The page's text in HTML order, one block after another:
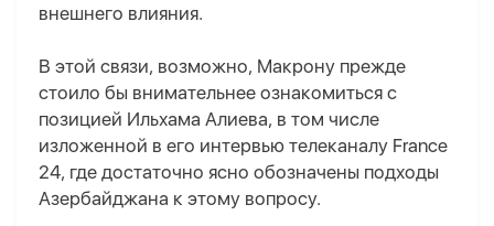
внешнего влияния.
В этой связи, возможно, Макрону прежде
стоило бы внимательнее ознакомиться с
позицией Ильхама Алиева, в том числе
изложенной в его интервью телеканалу France
24, где достаточно ясно обозначены подходы
Азербайджана к этому вопросу.